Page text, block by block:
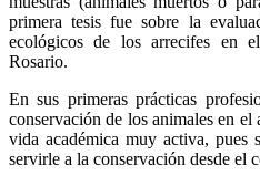
primera tesis fue sobre la
ecológicos de los arrecifes en
Rosario.
En sus primeras prácticas
conservación de los animales en
vida académica muy activa, pues
servirle a la conservación desde el